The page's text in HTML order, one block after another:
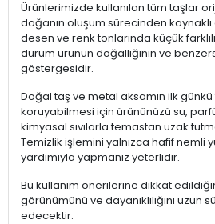
Ürünlerimizde kullanılan tüm taşlar
doğanın oluşum sürecinden
desen ve renk tonlarında küçük
durum ürünün doğallığının ve
göstergesidir.
Doğal taş ve metal aksamın ilk
koruyabilmesi için ürününüzü su,
kimyasal sıvılarla temastan uzak
Temizlik işlemini yalnızca hafif nemli
yardımıyla yapmanız yeterlidir.
Bu kullanım önerilerine dikkat
görünümünü ve dayanıklılığını uzun
edecektir.